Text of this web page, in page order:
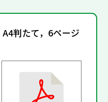
A4判たて，6ページ